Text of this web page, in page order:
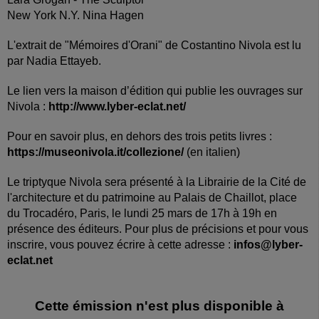
New York N.Y. Nina Hagen
L'extrait de "Mémoires d'Orani" de Costantino Nivola est lu
par Nadia Ettayeb.
Le lien vers la maison d’édition qui publie les ouvrages sur
Nivola : http://www.lyber-eclat.net/
Pour en savoir plus, en dehors des trois petits livres :
https://museonivola.it/collezione/(en italien)
Le triptyque Nivola sera présenté à la Librairie de la Cité de
l'architecture et du patrimoine au Palais de Chaillot, place
du Trocadéro, Paris, le lundi 25 mars de 17h à 19h en
présence des éditeurs. Pour plus de précisions et pour vous
inscrire, vous pouvez écrire à cette adresse : infos@lyber-
eclat.net
Cette émission n'est plus disponible à